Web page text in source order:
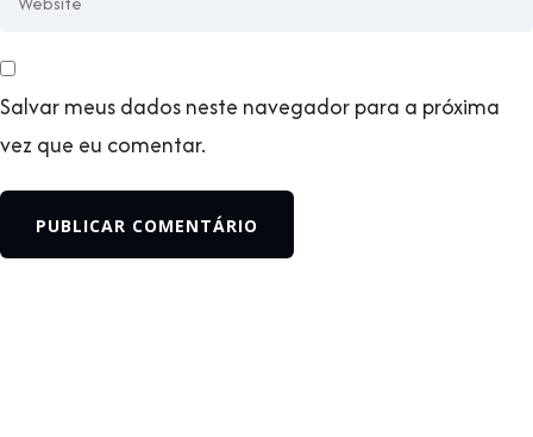
Salvar meus dados neste navegador para a próxima
vez que eu comentar.